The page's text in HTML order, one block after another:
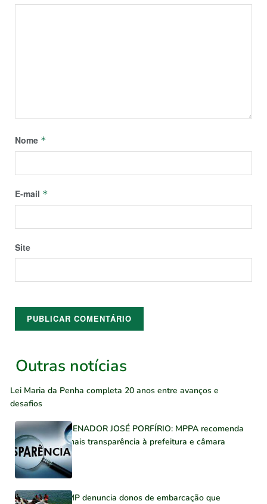
Nome *
E-mail *
Site
Outras notícias
Lei Maria da Penha completa 20 anos entre avanços e
desafios
SENADOR JOSÉ PORFÍRIO: MPPA recomenda
mais transparência à prefeitura e câmara
MP denuncia donos de embarcação que